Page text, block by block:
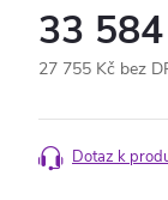
33
27 755 Kč bez
cena:
Dotaz k